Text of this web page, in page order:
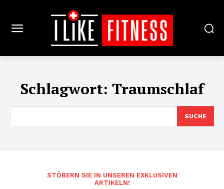
Schlagwort: Traumschlaf
SUCHE
STÖBERN SIE IN UNSEREN EXKLUSIVEN
ARTIKELN!